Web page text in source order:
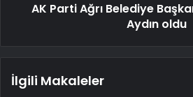
AK Parti Ağrı Belediye
Aydın oldu
İlgili Makaleler